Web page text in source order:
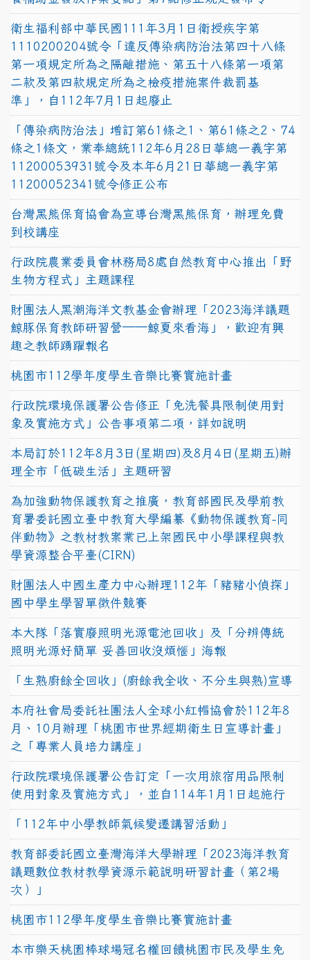
衛生福利部中華民國111年3月1日衛授疾字第
1110200204號令「違反傳染病防治法第四十八條
第一項規定所為之隔離措施、第五十八條第一項第
二款及第四款規定所為之檢疫措施案件裁罰基
準」，自112年7月1日起廢止
「傳染病防治法」增訂第61條之1、第61條之2、74
條之1條文，業奉總統112年6月28日華總一義字第
11200053931號令及本年6月21日華總一義字第
11200052341號令修正公布
台灣黑熊保育協會為宣導台灣黑熊保育，辦理免費
到校講座
行政院農業委員會林務局8處自然教育中心推出「野
生物方程式」主題課程
財團法人黑潮海洋文教基金會辦理「2023海洋議題
鯨豚保育教師研習營──鯨夏來看海」，歡迎有興
趣之教師踴躍報名
桃園市112學年度學生音樂比賽實施計畫
行政院環境保護署公告修正「免洗餐具限制使用對
象及實施方式」公告事項第二項，詳如說明
本局訂於112年8月3日(星期四)及8月4日(星期五)辦
理全市「低碳生活」主題研習
為加強動物保護教育之推廣，教育部國民及學前教
育署委託國立臺中教育大學編纂《動物保護教育-同
伴動物》之教材教案業已上架國民中小學課程與教
學資源整合平臺(CIRN)
財團法人中國生產力中心辦理112年「豬豬小偵探」
國中學生學習單徵件競賽
本大隊「落實廢照明光源電池回收」及「分辨傳統
照明光源好簡單 妥善回收沒煩惱」海報
「生熟廚餘全回收」(廚餘我全收、不分生與熟)宣導
本府社會局委託社團法人全球小紅帽協會於112年8
月、10月辦理「桃園市世界經期衛生日宣導計畫」
之「專業人員培力講座」
行政院環境保護署公告訂定「一次用旅宿用品限制
使用對象及實施方式」，並自114年1月1日起施行
「112年中小學教師氣候變遷講習活動」
教育部委託國立臺灣海洋大學辦理「2023海洋教育
議題數位教材教學資源示範說明研習計畫（第2場
次）」
桃園市112學年度學生音樂比賽實施計畫
本市樂天桃園棒球場冠名權回饋桃園市民及學生免